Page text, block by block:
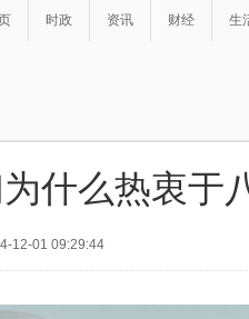
时政 资讯 财经 生
什么热衷于
12-01 09:29:44